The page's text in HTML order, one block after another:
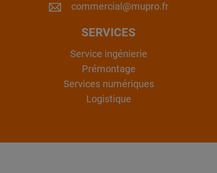
commercial@mupro.fr
SERVICES
Service ingénierie
Prémontage
Services numériques
Logistique